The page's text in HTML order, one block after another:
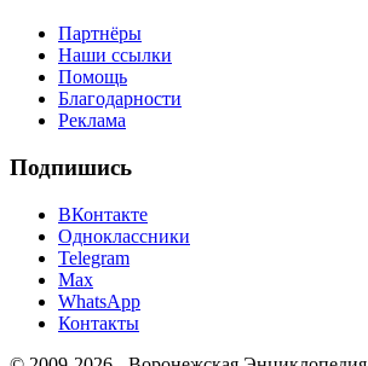
Партнёры
Наши ссылки
Помощь
Благодарности
Реклама
Подпишись
ВКонтакте
Одноклассники
Telegram
Max
WhatsApp
Контакты